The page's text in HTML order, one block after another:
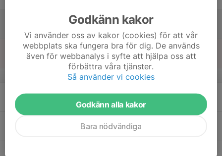
v.34
Mån
Godkänn kakor
Vi använder oss av kakor (cookies) för att vår
webbplats ska fungera bra för dig. De används
även för webbanalys i syfte att hjälpa oss att
förbättra våra tjänster.
Så använder vi cookies
Godkänn alla kakor
Bara nödvändiga